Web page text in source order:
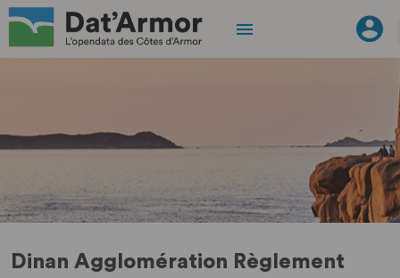
Dinan Agglomération Règlement